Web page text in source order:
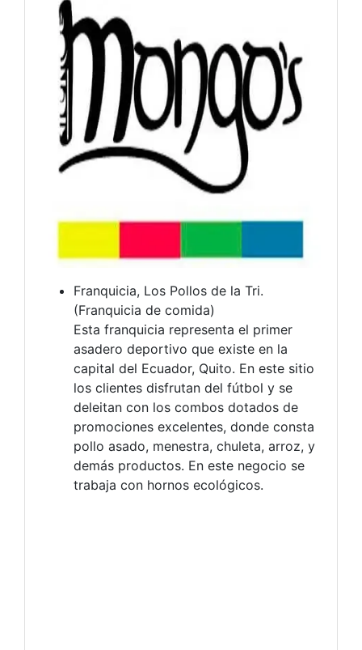
Franquicia, Los Pollos de la Tri.
(Franquicia de comida)
Esta franquicia representa el primer
asadero deportivo que existe en la
capital del Ecuador, Quito. En este sitio
los clientes disfrutan del fútbol y se
deleitan con los combos dotados de
promociones excelentes, donde consta
pollo asado, menestra, chuleta, arroz, y
demás productos. En este negocio se
trabaja con hornos ecológicos.